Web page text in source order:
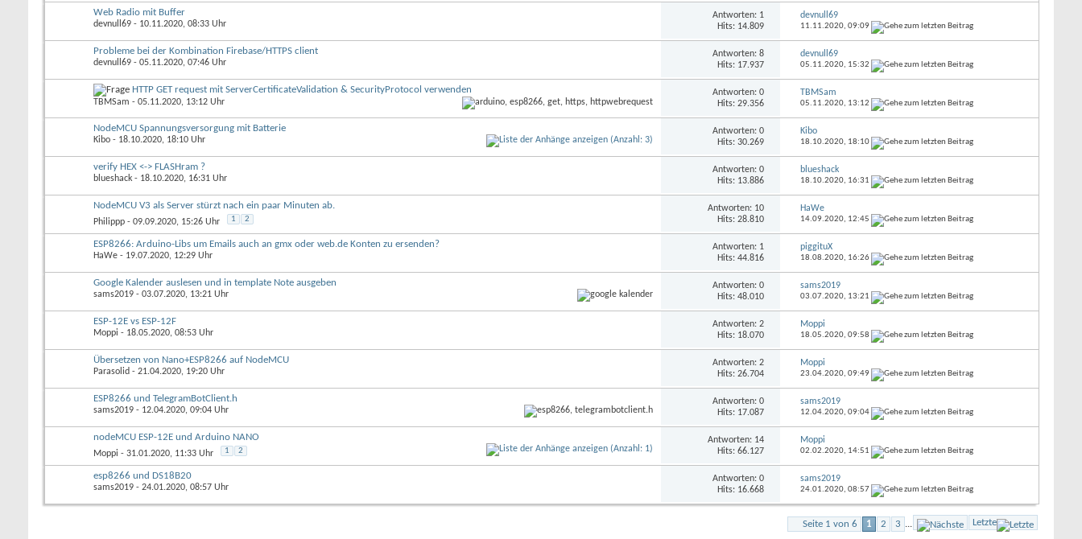
Web Radio mit Buffer
devnull69 - 10.11.2020, 08:33 Uhr
Antworten: 1
Hits: 14.809
devnull69
11.11.2020, 09:09
Probleme bei der Kombination Firebase/HTTPS client
devnull69 - 05.11.2020, 07:46 Uhr
Antworten: 8
Hits: 17.937
devnull69
05.11.2020, 15:32
HTTP GET request mit ServerCertificateValidation & SecurityProtocol verwenden
TBMSam - 05.11.2020, 13:12 Uhr
Antworten: 0
Hits: 29.356
TBMSam
05.11.2020, 13:12
NodeMCU Spannungsversorgung mit Batterie
Kibo - 18.10.2020, 18:10 Uhr
Antworten: 0
Hits: 30.269
Kibo
18.10.2020, 18:10
verify HEX <-> FLASHram ?
blueshack - 18.10.2020, 16:31 Uhr
Antworten: 0
Hits: 13.886
blueshack
18.10.2020, 16:31
NodeMCU V3 als Server stürzt nach ein paar Minuten ab.
Philippp - 09.09.2020, 15:26 Uhr 1 2
Antworten: 10
Hits: 28.810
HaWe
14.09.2020, 12:45
ESP8266: Arduino-Libs um Emails auch an gmx oder web.de Konten zu ersenden?
HaWe - 19.07.2020, 12:29 Uhr
Antworten: 1
Hits: 44.816
piggituX
18.08.2020, 16:26
Google Kalender auslesen und in template Note ausgeben
sams2019 - 03.07.2020, 13:21 Uhr
Antworten: 0
Hits: 48.010
sams2019
03.07.2020, 13:21
ESP-12E vs ESP-12F
Moppi - 18.05.2020, 08:53 Uhr
Antworten: 2
Hits: 18.070
Moppi
18.05.2020, 09:58
Übersetzen von Nano+ESP8266 auf NodeMCU
Parasolid - 21.04.2020, 19:20 Uhr
Antworten: 2
Hits: 26.704
Moppi
23.04.2020, 09:49
ESP8266 und TelegramBotClient.h
sams2019 - 12.04.2020, 09:04 Uhr
Antworten: 0
Hits: 17.087
sams2019
12.04.2020, 09:04
nodeMCU ESP-12E und Arduino NANO
Moppi - 31.01.2020, 11:33 Uhr 1 2
Antworten: 14
Hits: 66.127
Moppi
02.02.2020, 14:51
esp8266 und DS18B20
sams2019 - 24.01.2020, 08:57 Uhr
Antworten: 0
Hits: 16.668
sams2019
24.01.2020, 08:57
Seite 1 von 6 1 2 3 ... Letzte